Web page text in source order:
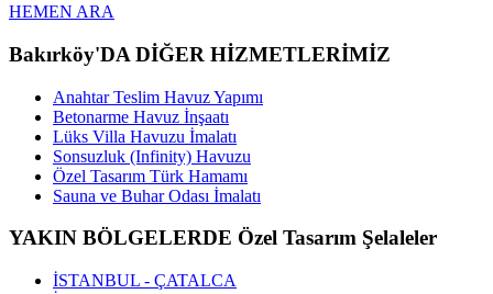
HEMEN ARA
Bakırköy'DA DİĞER HİZMETLERİMİZ
Anahtar Teslim Havuz Yapımı
Betonarme Havuz İnşaatı
Lüks Villa Havuzu İmalatı
Sonsuzluk (Infinity) Havuzu
Özel Tasarım Türk Hamamı
Sauna ve Buhar Odası İmalatı
YAKIN BÖLGELERDE Özel Tasarım Şelaleler
İSTANBUL - ÇATALCA